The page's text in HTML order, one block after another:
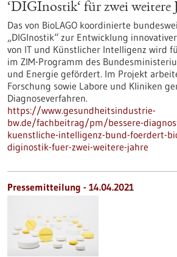
‘DIGInostik‘ für zwei weitere
Das von BioLAGO koordinierte
„DIGInostik“ zur Entwicklung
von IT und Künstlicher Intelligenz wird
im ZIM-Programm des
und Energie gefördert. Im Projekt
Forschung sowie Labore und Kliniken
Diagnoseverfahren.
https://www.gesundheitsindustrie-
bw.de/fachbeitrag/pm/bessere-
kuenstliche-intelligenz-bund-foerdert-
diginostik-fuer-zwei-weitere-jahre
Pressemitteilung - 14.04.2021